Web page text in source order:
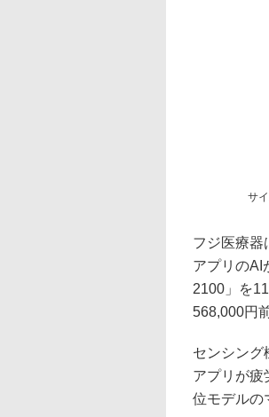
サ
フジ医療器
アプリのAI
2100」を
568,000円
センシング
アプリが疲
位モデルの